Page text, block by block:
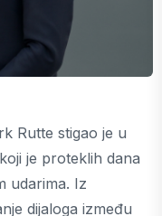
Rutte stigao je u
je proteklih dana
udarima. Iz
dijaloga između